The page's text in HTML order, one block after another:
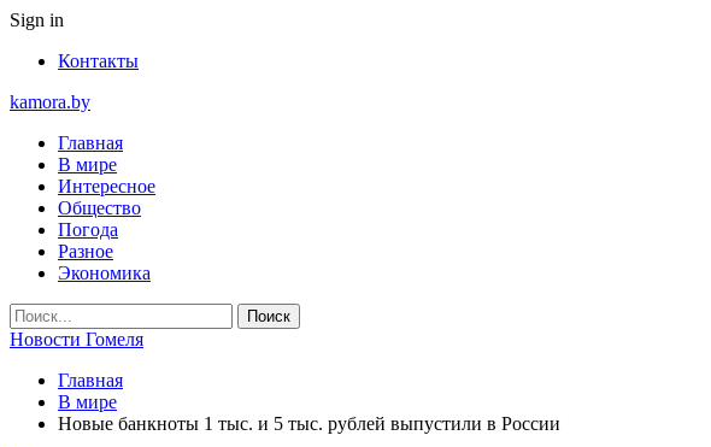
Sign in
Контакты
kamora.by
Главная
В мире
Интересное
Общество
Погода
Разное
Экономика
Новости Гомеля
Главная
В мире
Новые банкноты 1 тыс. и 5 тыс. рублей выпустили в России